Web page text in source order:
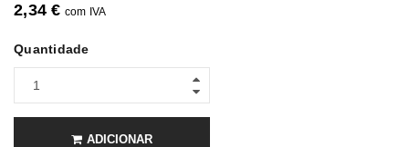
2,34€ com IVA
Quantidade
ADICIONAR